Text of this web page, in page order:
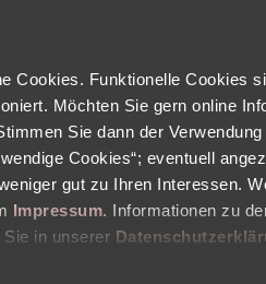
Cookies. Funktionelle Cookies
Möchten Sie gern online
Sie dann der
Cookies“; eventuell
gut zu Ihren Interessen.
Impressum. Informationen zu
in unserer
REGIONAL | 18.04.2019
UV-Schutz für